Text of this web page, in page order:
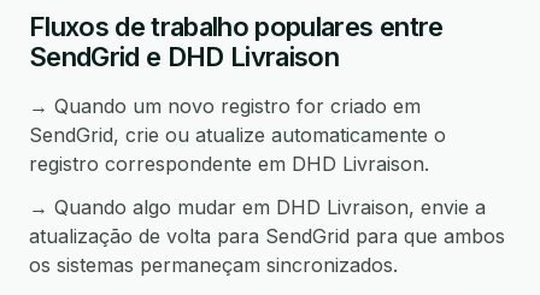
Fluxos de trabalho populares entre
SendGrid e DHD Livraison
→ Quando um novo registro for criado em
SendGrid, crie ou atualize automaticamente o
registro correspondente em DHD Livraison.
→ Quando algo mudar em DHD Livraison, envie a
atualização de volta para SendGrid para que ambos
os sistemas permaneçam sincronizados.